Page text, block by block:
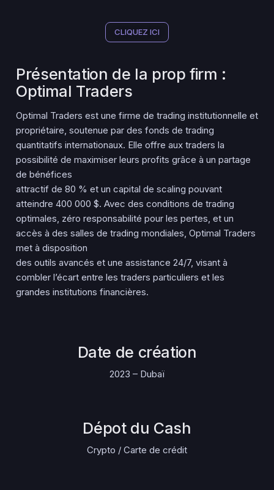
CLIQUEZ ICI
Présentation de la prop firm :
Optimal Traders
Optimal Traders est une firme de trading institutionnelle et
propriétaire, soutenue par des fonds de trading
quantitatifs internationaux. Elle offre aux traders la
possibilité de maximiser leurs profits grâce à un partage
de bénéfices
attractif de 80 % et un capital de scaling pouvant
atteindre 400 000 $. Avec des conditions de trading
optimales, zéro responsabilité pour les pertes, et un
accès à des salles de trading mondiales, Optimal Traders
met à disposition
des outils avancés et une assistance 24/7, visant à
combler l’écart entre les traders particuliers et les
grandes institutions financières.
Date de création
2023 – Dubaï
Dépot du Cash
Crypto / Carte de crédit